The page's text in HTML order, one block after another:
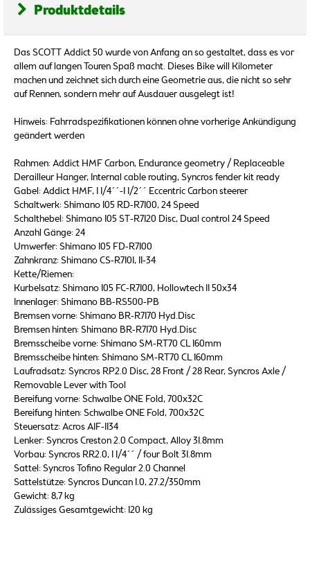
Produktdetails
Das SCOTT Addict 50 wurde von Anfang an so gestaltet, dass es vor
allem auf langen Touren Spaß macht. Dieses Bike will Kilometer
machen und zeichnet sich durch eine Geometrie aus, die nicht so sehr
auf Rennen, sondern mehr auf Ausdauer ausgelegt ist!
Hinweis: Fahrradspezifikationen können ohne vorherige Ankündigung
geändert werden
Rahmen: Addict HMF Carbon, Endurance geometry / Replaceable
Derailleur Hanger, Internal cable routing, Syncros fender kit ready
Gabel: Addict HMF, 1 1/4´´-1 1/2´´ Eccentric Carbon steerer
Schaltwerk: Shimano 105 RD-R7100, 24 Speed
Schalthebel: Shimano 105 ST-R7120 Disc, Dual control 24 Speed
Anzahl Gänge: 24
Umwerfer: Shimano 105 FD-R7100
Zahnkranz: Shimano CS-R7101, 11-34
Kette/Riemen:
Kurbelsatz: Shimano 105 FC-R7100, Hollowtech II 50x34
Innenlager: Shimano BB-RS500-PB
Bremsen vorne: Shimano BR-R7170 Hyd.Disc
Bremsen hinten: Shimano BR-R7170 Hyd.Disc
Bremsscheibe vorne: Shimano SM-RT70 CL 160mm
Bremsscheibe hinten: Shimano SM-RT70 CL 160mm
Laufradsatz: Syncros RP2.0 Disc, 28 Front / 28 Rear, Syncros Axle /
Removable Lever with Tool
Bereifung vorne: Schwalbe ONE Fold, 700x32C
Bereifung hinten: Schwalbe ONE Fold, 700x32C
Steuersatz: Acros AIF-1134
Lenker: Syncros Creston 2.0 Compact, Alloy 31.8mm
Vorbau: Syncros RR2.0, 1 1/4´´ / four Bolt 31.8mm
Sattel: Syncros Tofino Regular 2.0 Channel
Sattelstütze: Syncros Duncan 1.0, 27.2/350mm
Gewicht: 8,7 kg
Zulässiges Gesamtgewicht: 120 kg